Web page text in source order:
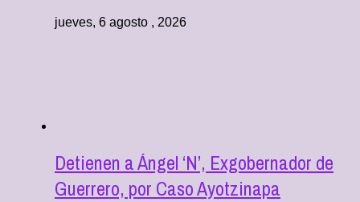
jueves, 6 agosto , 2026
Detienen a Ángel ‘N’, Exgobernador de
Guerrero, por Caso Ayotzinapa